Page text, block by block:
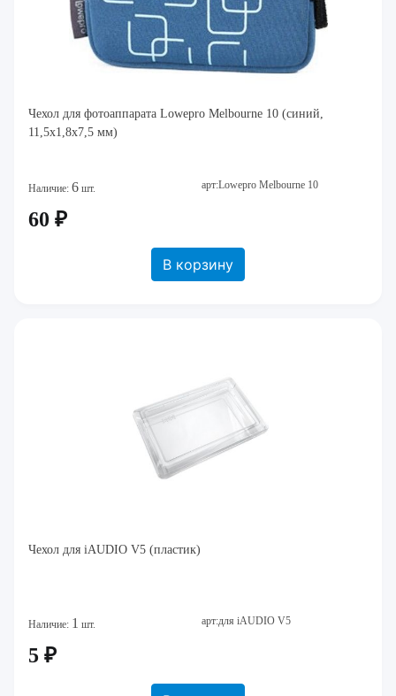
Чехол для фотоаппарата Lowepro Melbourne 10 (синий,
11,5x1,8x7,5 мм)
Наличие: 6 шт. арт:Lowepro Melbourne 10
60 ₽
В корзину
Чехол для iAUDIO V5 (пластик)
Наличие: 1 шт. арт:для iAUDIO V5
5 ₽